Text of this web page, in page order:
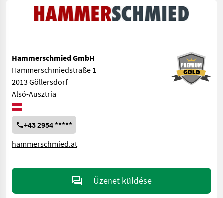
Hammerschmied GmbH
Hammerschmiedstraße 1
2013 Göllersdorf
Alsó-Ausztria
+43 2954 *****
hammerschmied.at
Üzenet küldése